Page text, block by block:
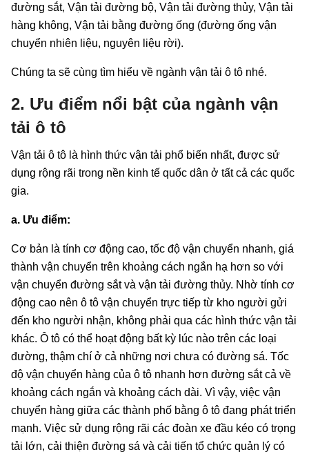
đường sắt, Vận tải đường bộ, Vận tải đường thủy, Vận tải
hàng không, Vận tải bằng đường ống (đường ống vận
chuyển nhiên liệu, nguyên liệu rời).
Chúng ta sẽ cùng tìm hiểu về ngành vận tải ô tô nhé.
2. Ưu điểm nổi bật của ngành vận
tải ô tô
Vận tải ô tô là hình thức vận tải phổ biến nhất, được sử
dụng rộng rãi trong nền kinh tế quốc dân ở tất cả các quốc
gia.
a. Ưu điểm:
Cơ bản là tính cơ động cao, tốc độ vận chuyển nhanh, giá
thành vận chuyển trên khoảng cách ngắn hạ hơn so với
vận chuyển đường sắt và vận tải đường thủy. Nhờ tính cơ
động cao nên ô tô vận chuyển trực tiếp từ kho người gửi
đến kho người nhận, không phải qua các hình thức vận tải
khác. Ô tô có thể hoạt động bất kỳ lúc nào trên các loại
đường, thậm chí ở cả những nơi chưa có đường sá. Tốc
độ vận chuyển hàng của ô tô nhanh hơn đường sắt cả về
khoảng cách ngắn và khoảng cách dài. Vì vậy, việc vận
chuyển hàng giữa các thành phố bằng ô tô đang phát triển
mạnh. Việc sử dụng rộng rãi các đoàn xe đầu kéo có trọng
tải lớn, cải thiện đường sá và cải tiến tổ chức quản lý có